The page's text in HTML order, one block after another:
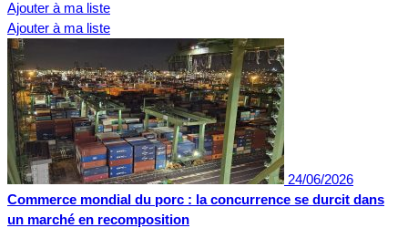
Ajouter à ma liste
Ajouter à ma liste
24/06/2026
Commerce mondial du porc : la concurrence se durcit dans
un marché en recomposition